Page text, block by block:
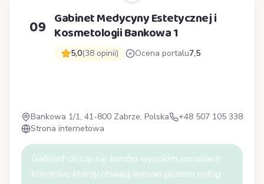
09 Gabinet Medycyny Estetycznej i
Kosmetologii Bankowa 1
5,0(38 opinii) Ocena portalu7,5
Bankowa 1/1, 41-800 Zabrze, Polska
+48 507 105 338
Strona internetowa
Gabinet cieszy się bardzo wysokim uznaniem
klientów, którzy chwalą wysoki poziom usług